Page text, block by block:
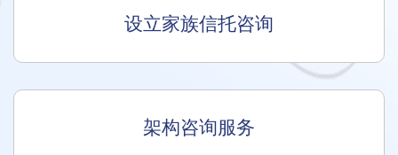
设立家族信托咨询
架构咨询服务